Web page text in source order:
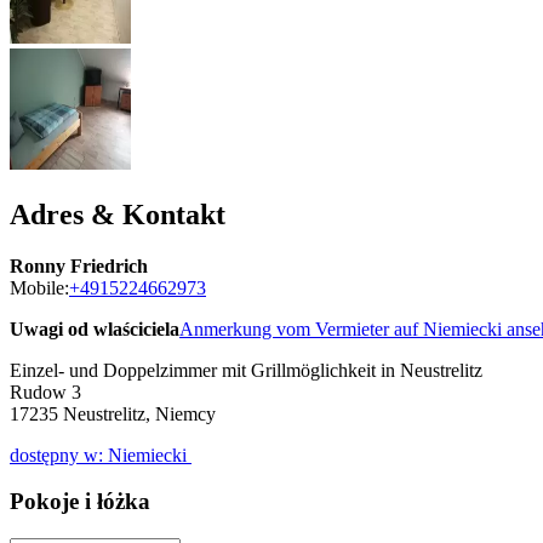
Adres & Kontakt
Ronny Friedrich
Mobile:+4915224662973
Uwagi od wlaścicielaAnmerkung vom Vermieter auf Niemiecki
Einzel- und Doppelzimmer mit Grillmöglichkeit in Neustrelitz
Rudow 3
17235 Neustrelitz, Niemcy
dostępny w: Niemiecki
Pokoje i łóżka